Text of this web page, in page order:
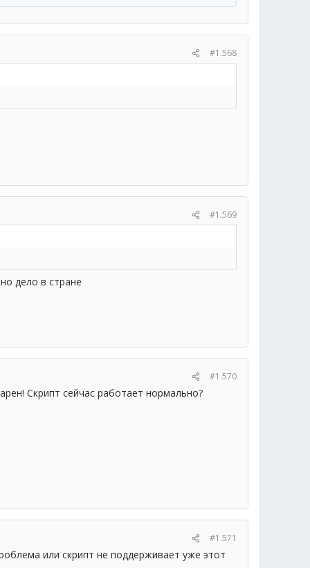
#1.568
#1.569
дело в стране
#1.570
Скрипт сейчас работает нормально?
#1.571
или скрипт не поддерживает уже этот